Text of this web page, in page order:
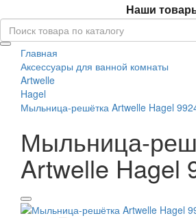
Наши
Главная
Аксессуары для ванной комнаты
Artwelle
Hagel
Мыльница-решётка Artwelle Hagel
Мыльница-
Artwelle Hagel